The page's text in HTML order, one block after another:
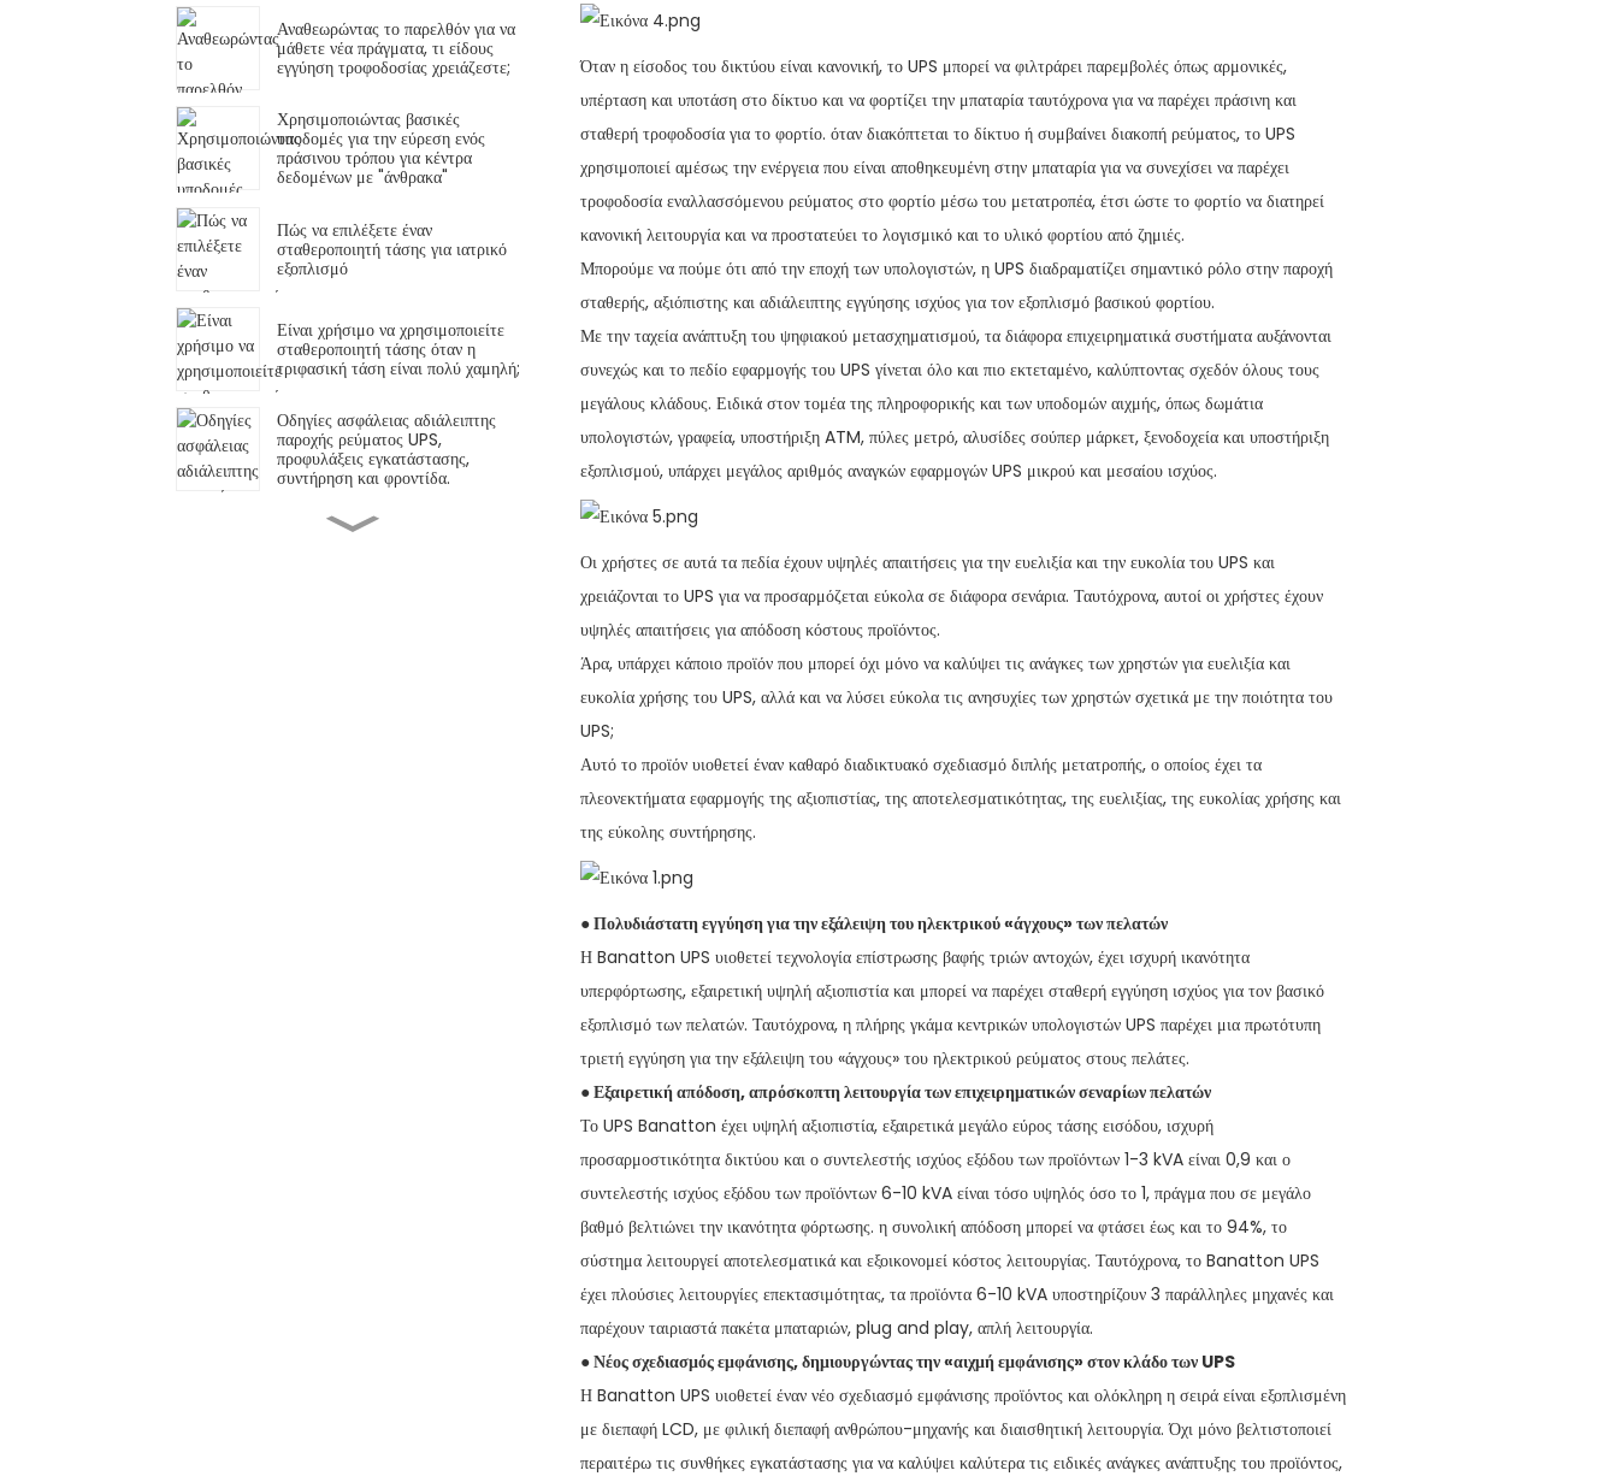
Αναθεωρώντας το παρελθόν για να
μάθετε νέα πράγματα, τι είδους
εγγύηση τροφοδοσίας χρειάζεστε;
Χρησιμοποιώντας βασικές
υποδομές για την εύρεση ενός
πράσινου τρόπου για κέντρα
δεδομένων με "άνθρακα"
Πώς να επιλέξετε έναν
σταθεροποιητή τάσης για ιατρικό
εξοπλισμό
Είναι χρήσιμο να χρησιμοποιείτε
σταθεροποιητή τάσης όταν η
τριφασική τάση είναι πολύ χαμηλή;
Οδηγίες ασφάλειας αδιάλειπτης
παροχής ρεύματος UPS,
προφυλάξεις εγκατάστασης,
συντήρηση και φροντίδα.
Η σημασία του οικιακού αυτόματου
Όταν η είσοδος του δικτύου είναι κανονική, το UPS μπορεί να φιλτράρει παρεμβολές όπως αρμονικές,
υπέρταση και υποτάση στο δίκτυο και να φορτίζει την μπαταρία ταυτόχρονα για να παρέχει πράσινη και
σταθερή τροφοδοσία για το φορτίο. όταν διακόπτεται το δίκτυο ή συμβαίνει διακοπή ρεύματος, το UPS
χρησιμοποιεί αμέσως την ενέργεια που είναι αποθηκευμένη στην μπαταρία για να συνεχίσει να παρέχει
τροφοδοσία εναλλασσόμενου ρεύματος στο φορτίο μέσω του μετατροπέα, έτσι ώστε το φορτίο να διατηρεί
κανονική λειτουργία και να προστατεύει το λογισμικό και το υλικό φορτίου από ζημιές.
Μπορούμε να πούμε ότι από την εποχή των υπολογιστών, η UPS διαδραματίζει σημαντικό ρόλο στην παροχή
σταθερής, αξιόπιστης και αδιάλειπτης εγγύησης ισχύος για τον εξοπλισμό βασικού φορτίου.
Με την ταχεία ανάπτυξη του ψηφιακού μετασχηματισμού, τα διάφορα επιχειρηματικά συστήματα αυξάνονται
συνεχώς και το πεδίο εφαρμογής του UPS γίνεται όλο και πιο εκτεταμένο, καλύπτοντας σχεδόν όλους τους
μεγάλους κλάδους. Ειδικά στον τομέα της πληροφορικής και των υποδομών αιχμής, όπως δωμάτια
υπολογιστών, γραφεία, υποστήριξη ATM, πύλες μετρό, αλυσίδες σούπερ μάρκετ, ξενοδοχεία και υποστήριξη
εξοπλισμού, υπάρχει μεγάλος αριθμός αναγκών εφαρμογών UPS μικρού και μεσαίου ισχύος.
Οι χρήστες σε αυτά τα πεδία έχουν υψηλές απαιτήσεις για την ευελιξία και την ευκολία του UPS και
χρειάζονται το UPS για να προσαρμόζεται εύκολα σε διάφορα σενάρια. Ταυτόχρονα, αυτοί οι χρήστες έχουν
υψηλές απαιτήσεις για απόδοση κόστους προϊόντος.
Άρα, υπάρχει κάποιο προϊόν που μπορεί όχι μόνο να καλύψει τις ανάγκες των χρηστών για ευελιξία και
ευκολία χρήσης του UPS, αλλά και να λύσει εύκολα τις ανησυχίες των χρηστών σχετικά με την ποιότητα του
UPS;
Αυτό το προϊόν υιοθετεί έναν καθαρό διαδικτυακό σχεδιασμό διπλής μετατροπής, ο οποίος έχει τα
πλεονεκτήματα εφαρμογής της αξιοπιστίας, της αποτελεσματικότητας, της ευελιξίας, της ευκολίας χρήσης και
της εύκολης συντήρησης.
● Πολυδιάστατη εγγύηση για την εξάλειψη του ηλεκτρικού «άγχους» των πελατών
Η Banatton UPS υιοθετεί τεχνολογία επίστρωσης βαφής τριών αντοχών, έχει ισχυρή ικανότητα
υπερφόρτωσης, εξαιρετική υψηλή αξιοπιστία και μπορεί να παρέχει σταθερή εγγύηση ισχύος για τον βασικό
εξοπλισμό των πελατών. Ταυτόχρονα, η πλήρης γκάμα κεντρικών υπολογιστών UPS παρέχει μια πρωτότυπη
τριετή εγγύηση για την εξάλειψη του «άγχους» του ηλεκτρικού ρεύματος στους πελάτες.
● Εξαιρετική απόδοση, απρόσκοπτη λειτουργία των επιχειρηματικών σεναρίων πελατών
Το UPS Banatton έχει υψηλή αξιοπιστία, εξαιρετικά μεγάλο εύρος τάσης εισόδου, ισχυρή
προσαρμοστικότητα δικτύου και ο συντελεστής ισχύος εξόδου των προϊόντων 1-3 kVA είναι 0,9 και ο
συντελεστής ισχύος εξόδου των προϊόντων 6-10 kVA είναι τόσο υψηλός όσο το 1, πράγμα που σε μεγάλο
βαθμό βελτιώνει την ικανότητα φόρτωσης. η συνολική απόδοση μπορεί να φτάσει έως και το 94%, το
σύστημα λειτουργεί αποτελεσματικά και εξοικονομεί κόστος λειτουργίας. Ταυτόχρονα, το Banatton UPS
έχει πλούσιες λειτουργίες επεκτασιμότητας, τα προϊόντα 6-10 kVA υποστηρίζουν 3 παράλληλες μηχανές και
παρέχουν ταιριαστά πακέτα μπαταριών, plug and play, απλή λειτουργία.
● Νέος σχεδιασμός εμφάνισης, δημιουργώντας την «αιχμή εμφάνισης» στον κλάδο των UPS
Η Banatton UPS υιοθετεί έναν νέο σχεδιασμό εμφάνισης προϊόντος και ολόκληρη η σειρά είναι εξοπλισμένη
με διεπαφή LCD, με φιλική διεπαφή ανθρώπου-μηχανής και διαισθητική λειτουργία. Όχι μόνο βελτιστοποιεί
περαιτέρω τις συνθήκες εγκατάστασης για να καλύψει καλύτερα τις ειδικές ανάγκες ανάπτυξης του προϊόντος,